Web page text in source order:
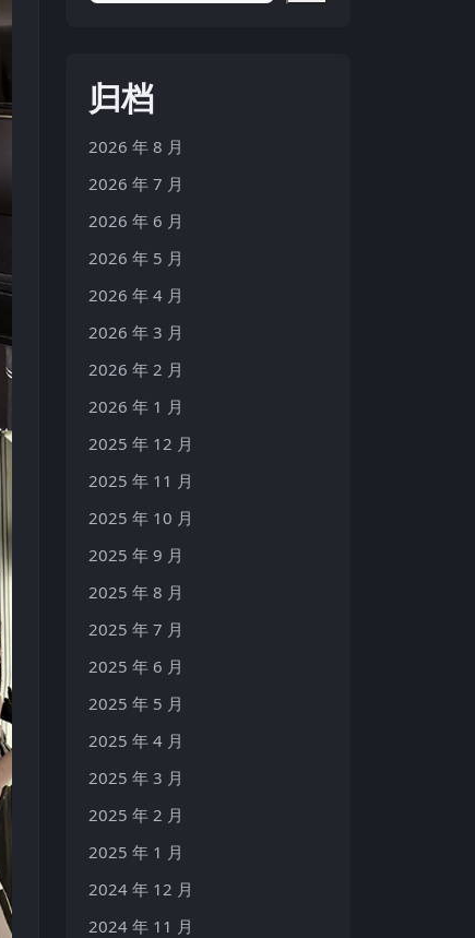
归档
2026 年 8 月
2026 年 7 月
2026 年 6 月
2026 年 5 月
2026 年 4 月
2026 年 3 月
2026 年 2 月
2026 年 1 月
2025 年 12 月
2025 年 11 月
2025 年 10 月
2025 年 9 月
2025 年 8 月
2025 年 7 月
2025 年 6 月
2025 年 5 月
2025 年 4 月
2025 年 3 月
2025 年 2 月
2025 年 1 月
2024 年 12 月
2024 年 11 月